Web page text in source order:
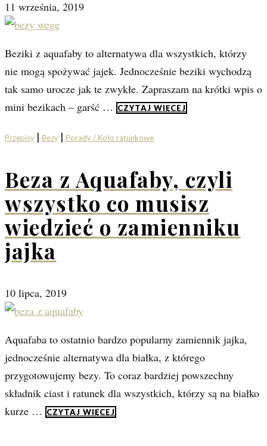
11 września, 2019
Beziki z aquafaby to alternatywa dla wszystkich, którzy
nie mogą spożywać jajek. Jednocześnie beziki wychodzą
tak samo urocze jak te zwykłe. Zapraszam na krótki wpis o
mini bezikach – garść …
CZYTAJ WIĘCEJ
Przepisy | Bezy | Porady / Koło ratunkowe
Beza z Aquafaby, czyli
wszystko co musisz
wiedzieć o zamienniku
jajka
10 lipca, 2019
Aquafaba to ostatnio bardzo popularny zamiennik jajka,
jednocześnie alternatywa dla białka, z którego
przygotowujemy bezy. To coraz bardziej powszechny
składnik ciast i ratunek dla wszystkich, którzy są na białko
kurze …
CZYTAJ WIĘCEJ